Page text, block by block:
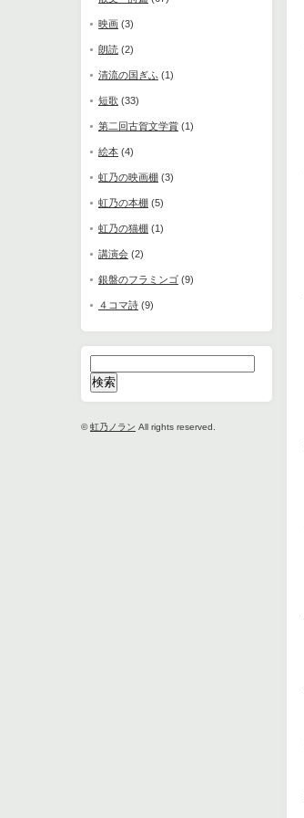
映画 (3)
朗読 (2)
清流の国ぎふ (1)
短歌 (33)
第二回古賀文学賞 (1)
絵本 (4)
虹乃の映画棚 (3)
虹乃の本棚 (5)
虹乃の猫棚 (1)
講演会 (2)
銀盤のフラミンゴ (9)
４コマ詩 (9)
索:
©虹乃ノラン All rights reserved.